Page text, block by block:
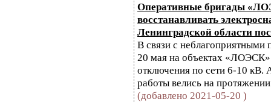
Оперативные бригады
восстанавливать
Ленинградской области
В связи с
20 мая на объектах
отключения по сети 6-10 кВ.
работы велись на
(добавлено 2021-05-20 )